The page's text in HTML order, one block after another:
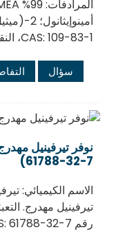
CAS: 109-83-1، النقاء: ≥99%
سؤال
61788-32-7)
الاسم الكيميائي:
رقم CAS: 61788-32-7